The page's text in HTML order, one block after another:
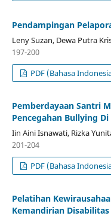
Pendampingan
Leny Suzan, Dewa Putra
197-200
PDF (Bahasa
Pemberdayaan Santri
Pencegahan Bullying
Iin Aini Isnawati, Rizka
201-204
PDF (Bahasa
Pelatihan
Kemandirian